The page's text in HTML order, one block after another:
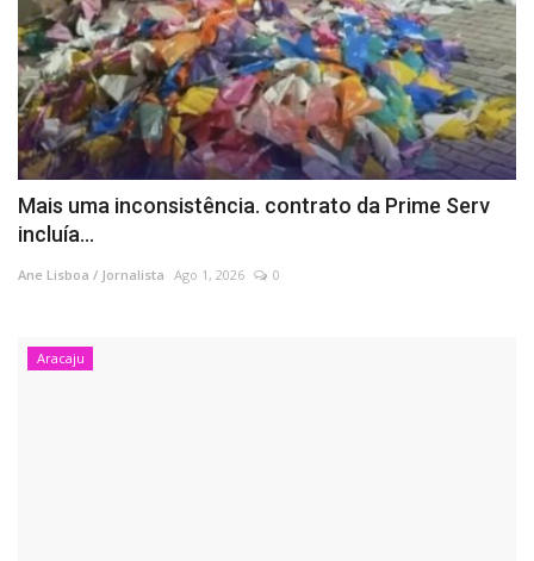
Mais uma inconsistência. contrato da Prime Serv
incluía...
Ane Lisboa / Jornalista Ago 1, 2026 0
Aracaju